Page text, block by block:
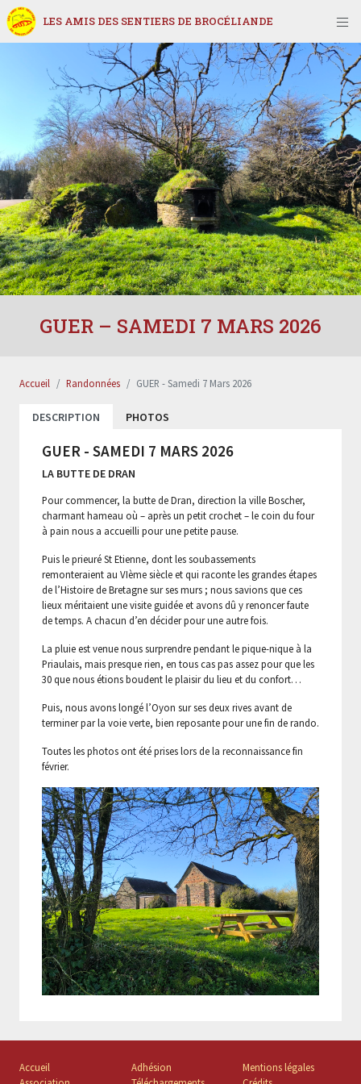
LES AMIS DES SENTIERS DE BROCÉLIANDE
GUER – SAMEDI 7 MARS 2026
Accueil Randonnées GUER - Samedi 7 Mars 2026
DESCRIPTION PHOTOS
GUER - SAMEDI 7 MARS 2026
LA BUTTE DE DRAN
Pour commencer, la butte de Dran, direction la ville Boscher,
charmant hameau où – après un petit crochet – le coin du four
à pain nous a accueilli pour une petite pause.
Puis le prieuré St Etienne, dont les soubassements
remonteraient au VIème siècle et qui raconte les grandes étapes
de l’Histoire de Bretagne sur ses murs ; nous savions que ces
lieux méritaient une visite guidée et avons dû y renoncer faute
de temps. A chacun d’en décider pour une autre fois.
La pluie est venue nous surprendre pendant le pique-nique à la
Priaulais, mais presque rien, en tous cas pas assez pour que les
30 que nous étions boudent le plaisir du lieu et du confort…
Puis, nous avons longé l’Oyon sur ses deux rives avant de
terminer par la voie verte, bien reposante pour une fin de rando.
Toutes les photos ont été prises lors de la reconnaissance fin
février.
Accueil
Adhésion
Mentions légales